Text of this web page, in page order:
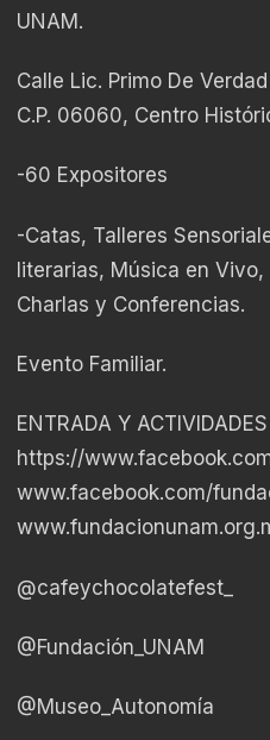
UNAM.
Calle Lic. Primo De
C.P. 06060, Centro
-60 Expositores
-Catas, Talleres
literarias, Música en
Charlas y Conferencias.
Evento Familiar.
ENTRADA Y
https://
www.facebook.com/
@cafeychocolatefest_
@Fundación_UNAM
@Museo_Autonomía